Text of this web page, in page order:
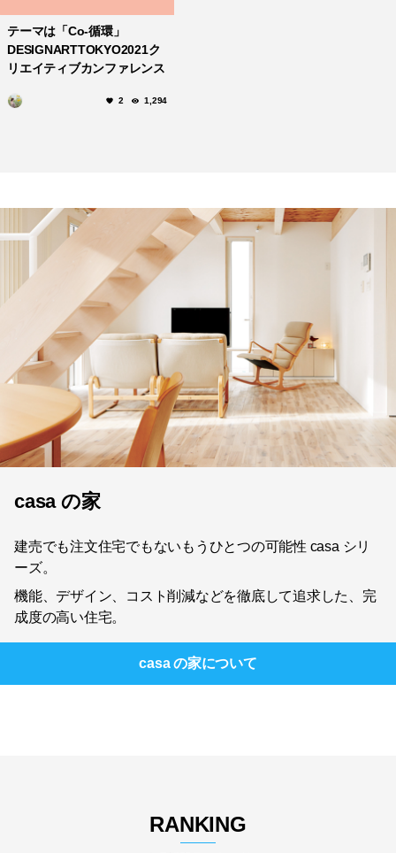
テーマは「Co-循環」
DESIGNARTTOKYO2021ク
リエイティブカンファレンス
2 1,294
casa の家
建売でも注文住宅でもないもうひとつの可能性 casa シリ
ーズ。
機能、デザイン、コスト削減などを徹底して追求した、完
成度の高い住宅。
casa の家について
RANKING